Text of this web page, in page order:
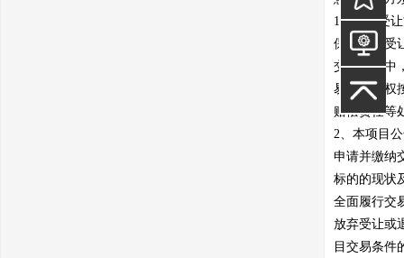
1、意向受
保证金自受
交易过程中
易中心有权
赔偿责任等
2、本项目
申请并缴纳
标的的现状
全面履行交
放弃受让或
目交易条件